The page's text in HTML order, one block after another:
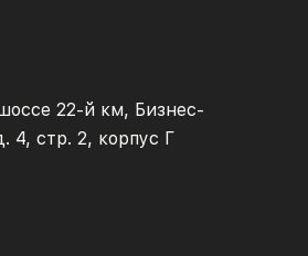
22-й км, Бизнес-
4, стр. 2, корпус Г